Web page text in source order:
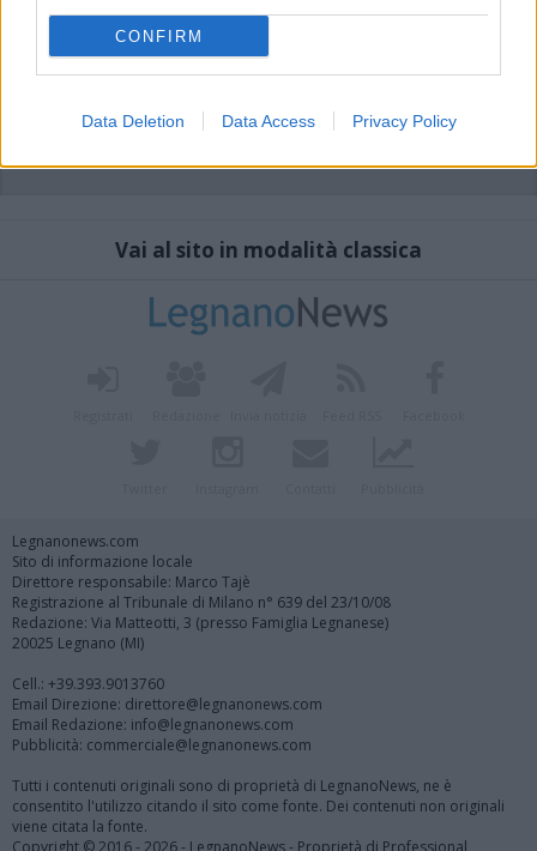
CONFIRM
Data Deletion Data Access Privacy Policy
Vai al sito in modalità classica
Legnanonews.com
Sito di informazione locale
Direttore responsabile: Marco Tajè
Registrazione al Tribunale di Milano n° 639 del 23/10/08
Redazione: Via Matteotti, 3 (presso Famiglia Legnanese)
20025 Legnano (MI)
Cell.: +39.393.9013760
Email Direzione: direttore@legnanonews.com
Email Redazione: info@legnanonews.com
Pubblicità: commerciale@legnanonews.com
Tutti i contenuti originali sono di proprietà di LegnanoNews, ne è
consentito l'utilizzo citando il sito come fonte. Dei contenuti non originali
viene citata la fonte.
Copyright © 2016 - 2026 - LegnanoNews - Proprietà di Professional